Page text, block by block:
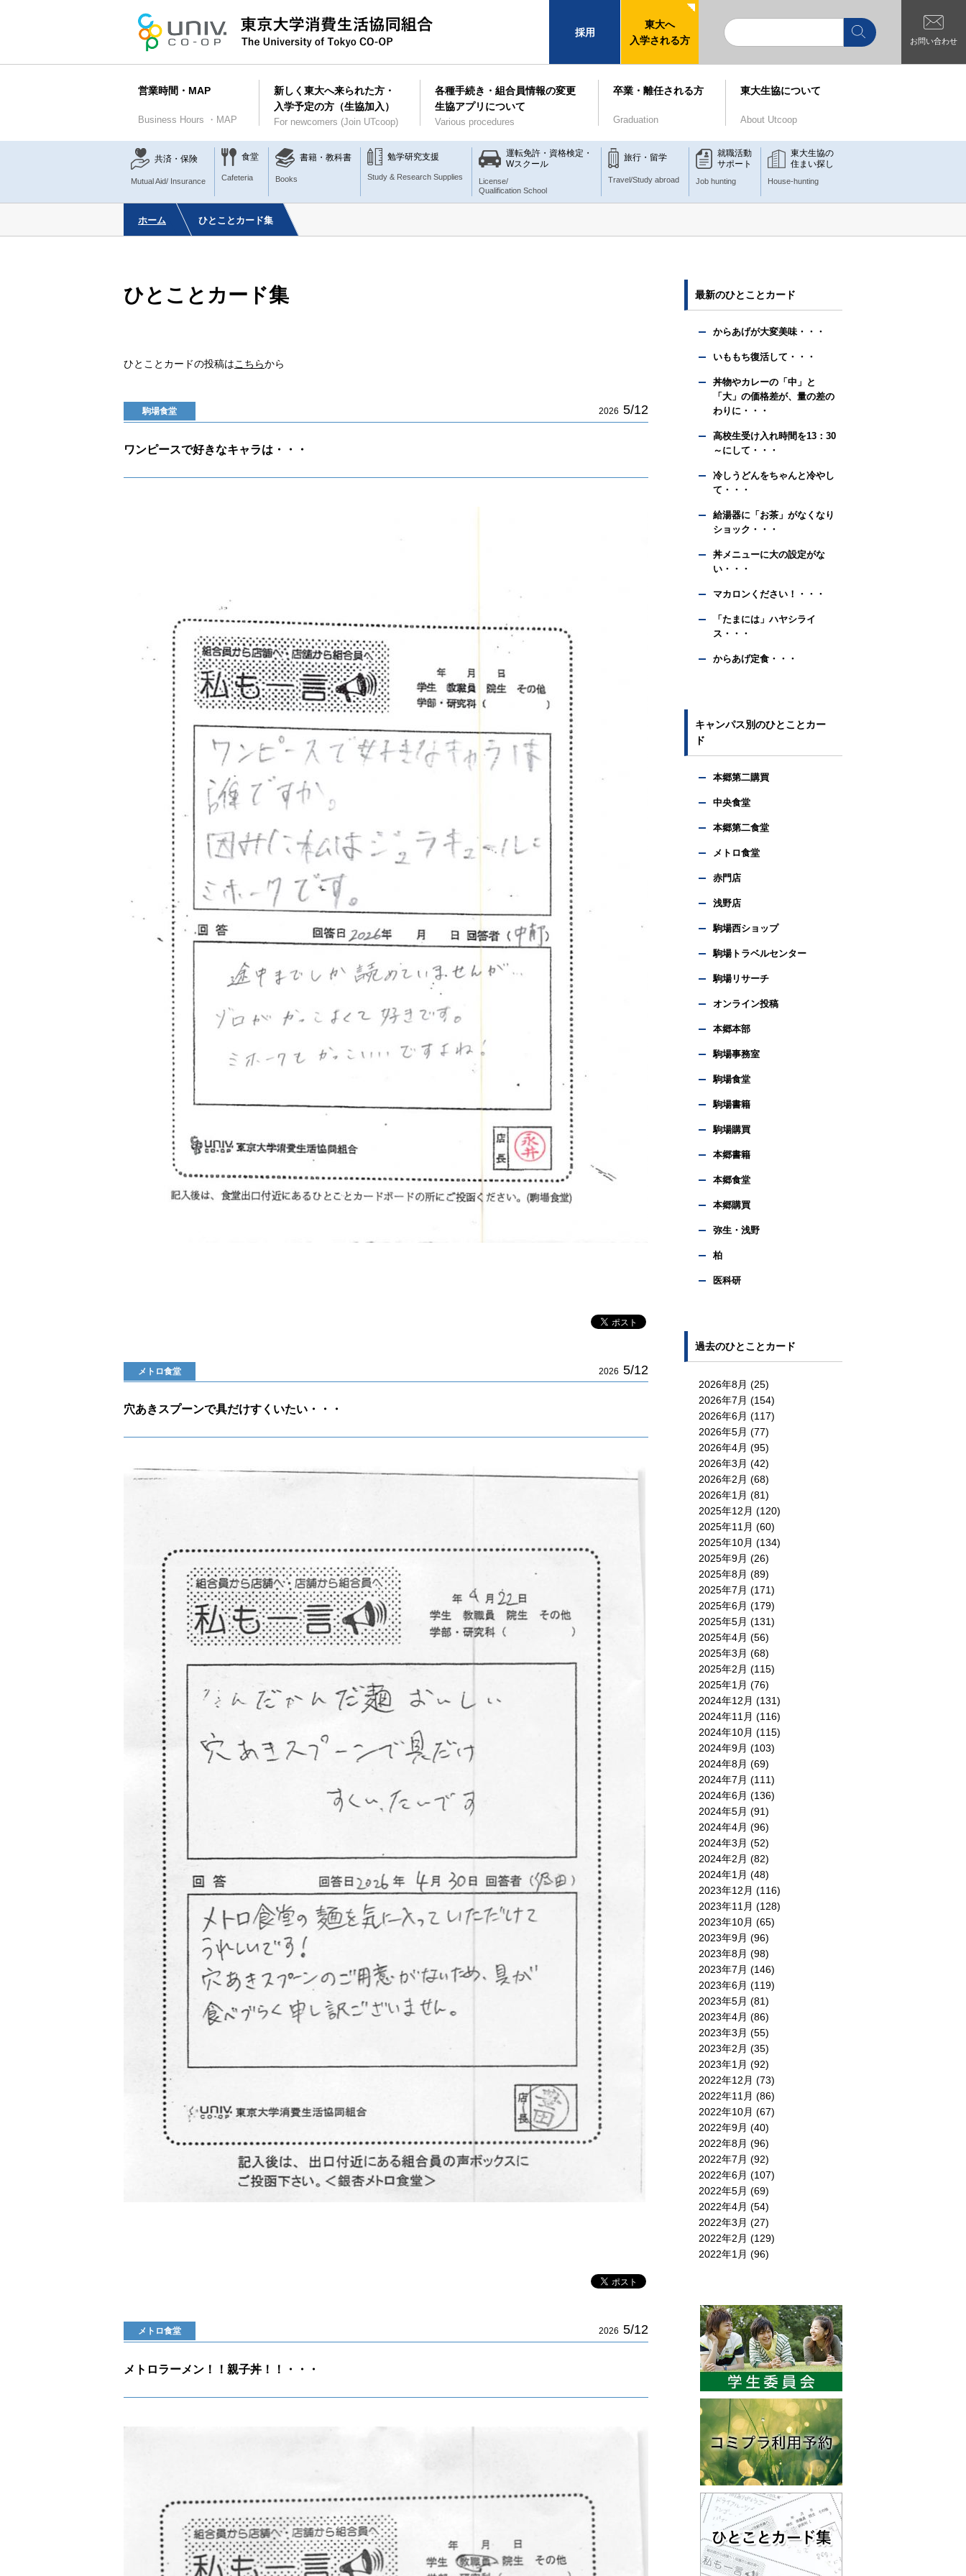
採用
東大へ
入学される方
お問い合わせ
営業時間・MAP
Business Hours ・MAP
新しく東大へ来られた方・
入学予定の方（生協加入）
For newcomers (Join UTcoop)
各種手続き・組合員情報の変更
生協アプリについて
Various procedures
卒業・離任される方
Graduation
東大生協について
About Utcoop
共済・保険
Mutual Aid/ Insurance
食堂
Cafeteria
書籍・教科書
Books
勉学研究支援
Study & Research Supplies
運転免許・資格検定・
Wスクール
License/
Qualification School
旅行・留学
Travel/Study abroad
就職活動
サポート
Job hunting
東大生協の
住まい探し
House-hunting
ホーム ひとことカード集
ひとことカード集
ひとことカードの投稿はこちらから
駒場食堂 2026 5/12
ワンピースで好きなキャラは・・・
メトロ食堂 2026 5/12
穴あきスプーンで具だけすくいたい・・・
メトロ食堂 2026 5/12
メトロラーメン！！親子丼！！・・・
最新のひとことカード
からあげが大変美味・・・
いももち復活して・・・
丼物やカレーの「中」と
「大」の価格差が、量の差の
わりに・・・
高校生受け入れ時間を13：30
～にして・・・
冷しうどんをちゃんと冷やし
て・・・
給湯器に「お茶」がなくなり
ショック・・・
丼メニューに大の設定がな
い・・・
マカロンください！・・・
「たまには」ハヤシライ
ス・・・
からあげ定食・・・
キャンパス別のひとことカー
ド
本郷第二購買
中央食堂
本郷第二食堂
メトロ食堂
赤門店
浅野店
駒場西ショップ
駒場トラベルセンター
駒場リサーチ
オンライン投稿
本郷本部
駒場事務室
駒場食堂
駒場書籍
駒場購買
本郷書籍
本郷食堂
本郷購買
弥生・浅野
柏
医科研
過去のひとことカード
2026年8月 (25)
2026年7月 (154)
2026年6月 (117)
2026年5月 (77)
2026年4月 (95)
2026年3月 (42)
2026年2月 (68)
2026年1月 (81)
2025年12月 (120)
2025年11月 (60)
2025年10月 (134)
2025年9月 (26)
2025年8月 (89)
2025年7月 (171)
2025年6月 (179)
2025年5月 (131)
2025年4月 (56)
2025年3月 (68)
2025年2月 (115)
2025年1月 (76)
2024年12月 (131)
2024年11月 (116)
2024年10月 (115)
2024年9月 (103)
2024年8月 (69)
2024年7月 (111)
2024年6月 (136)
2024年5月 (91)
2024年4月 (96)
2024年3月 (52)
2024年2月 (82)
2024年1月 (48)
2023年12月 (116)
2023年11月 (128)
2023年10月 (65)
2023年9月 (96)
2023年8月 (98)
2023年7月 (146)
2023年6月 (119)
2023年5月 (81)
2023年4月 (86)
2023年3月 (55)
2023年2月 (35)
2023年1月 (92)
2022年12月 (73)
2022年11月 (86)
2022年10月 (67)
2022年9月 (40)
2022年8月 (96)
2022年7月 (92)
2022年6月 (107)
2022年5月 (69)
2022年4月 (54)
2022年3月 (27)
2022年2月 (129)
2022年1月 (96)